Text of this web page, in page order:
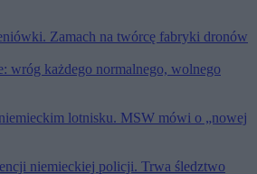
Zamach na twórcę fabryki dronów
wróg każdego normalnego, wolnego
lotnisku. MSW mówi o „nowej
niemieckiej policji. Trwa śledztwo